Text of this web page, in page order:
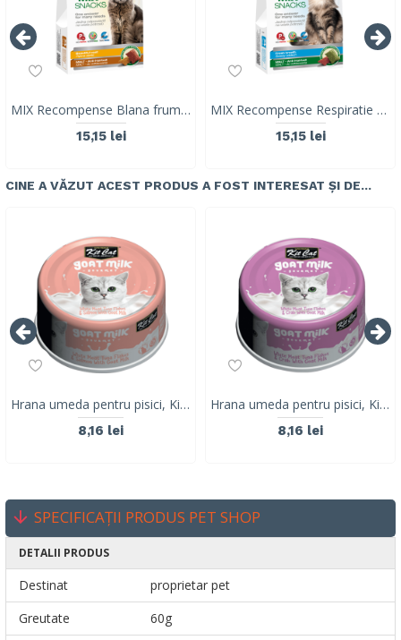
MIX Recompense Blana frumoasa & Malt (ghem de blana), pisica, Dr. Seidel, 50g
15,15 lei
MIX Recompense Respiratie proaspata & Malt (ghem de blana),Dr. Seidel, 50g
15,15 lei
CINE A VĂZUT ACEST PRODUS A FOST INTERESAT ȘI DE...
Hrana umeda pentru pisici, Kit Cat Goat Milk Gourmet, Fasii de ton alb & somon cu lapte de capra, 70g
8,16 lei
Hrana umeda pentru pisici, Kit Cat Goat Milk Gourmet, Ton Alb & Crab cu Lapte de Capra, 70g
8,16 lei
SPECIFICAȚII PRODUS PET SHOP
DETALII PRODUS
Destinat
proprietar pet
Greutate
60g